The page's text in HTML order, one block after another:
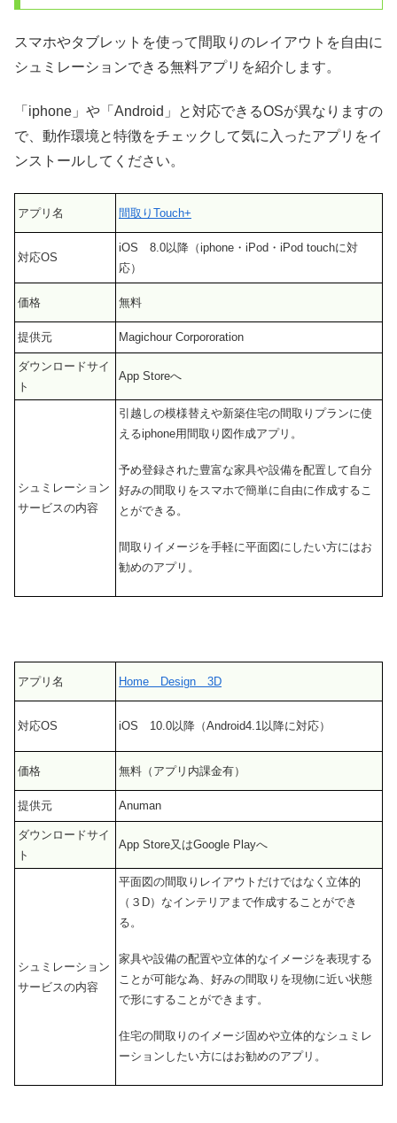
スマホやタブレットを使って間取りのレイアウトを自由に
シュミレーションできる無料アプリを紹介します。
「iphone」や「Android」と対応できるOSが異なりますの
で、動作環境と特徴をチェックして気に入ったアプリをイ
ンストールしてください。
アプリ名 間取りTouch+
対応OS
iOS 8.0以降（iphone・iPod・iPod touchに対
応）
価格 無料
提供元 Magichour Corpororation
ダウンロードサイ
ト
App Storeへ
シュミレーション
サービスの内容
引越しの模様替えや新築住宅の間取りプランに使
えるiphone用間取り図作成アプリ。
予め登録された豊富な家具や設備を配置して自分
好みの間取りをスマホで簡単に自由に作成するこ
とができる。
間取りイメージを手軽に平面図にしたい方にはお
勧めのアプリ。
アプリ名 Home Design 3D
対応OS iOS 10.0以降（Android4.1以降に対応）
価格 無料（アプリ内課金有）
提供元 Anuman
ダウンロードサイ
ト
App Store又はGoogle Playへ
シュミレーション
サービスの内容
平面図の間取りレイアウトだけではなく立体的
（３D）なインテリアまで作成することができ
る。
家具や設備の配置や立体的なイメージを表現する
ことが可能な為、好みの間取りを現物に近い状態
で形にすることができます。
住宅の間取りのイメージ固めや立体的なシュミレ
ーションしたい方にはお勧めのアプリ。